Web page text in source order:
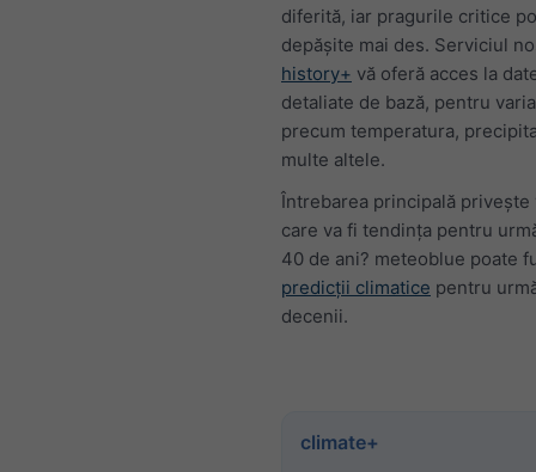
diferită, iar pragurile critice
depășite mai des. Serviciul
history+ vă oferă acces la
detaliate de bază, pentru
precum temperatura,
multe altele.
Întrebarea principală
care va fi tendința pentru
40 de ani? meteoblue poate
predicții climatice pentru
decenii.
climate+